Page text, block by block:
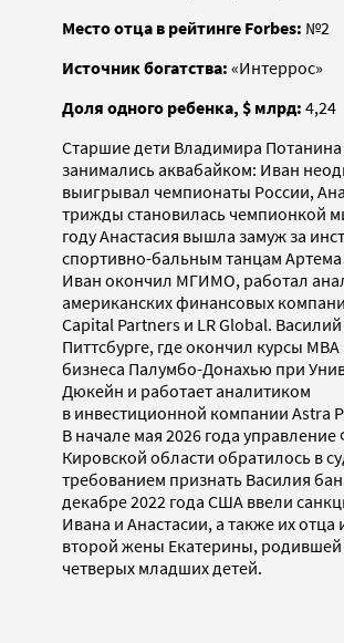
Место отца в рейтинге Forbes: №2
Источник богатства: «Интеррос»
Доля одного ребенка, $ млрд: 4,24
Старшие дети Владимира Потанина
занимались аквабайком: Иван
выигрывал чемпионаты России,
трижды становилась чемпионкой
году Анастасия вышла замуж за
спортивно-бальным танцам
Иван окончил МГИМО, работал
американских финансовых
Capital Partners и LR Global.
Питтсбурге, где окончил курсы
бизнеса Палумбо-Донахью при
Дюкейн и работает аналитиком
в инвестиционной компании Astra
В начале мая 2026 года
Кировской области обратилось в
требованием признать Василия
декабре 2022 года США ввели
Ивана и Анастасии, а также их отца
второй жены Екатерины, родившей
четверых младших детей.